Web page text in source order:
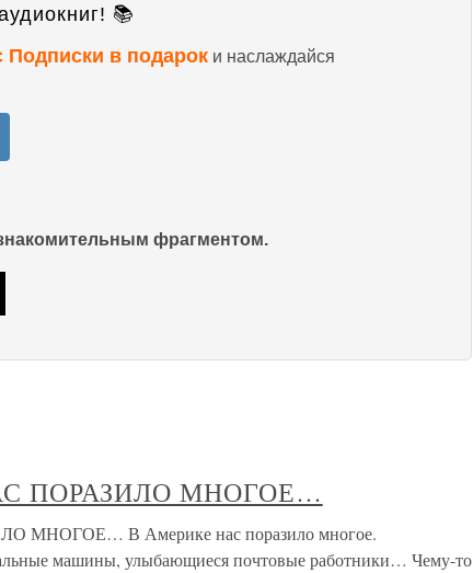
📚
Подписки в подарок и наслаждайся
фрагментом.
ПОРАЗИЛО МНОГОЕ…
В Америке нас поразило многое.
машины, улыбающиеся почтовые работники… Чему-то